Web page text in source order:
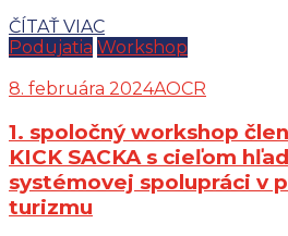
ČÍTAŤ VIAC
Podujatia Workshop
8. februára 2024AOCR
1. spoločný workshop
KICK SACKA s cieľom
systémovej spolupráci v
turizmu